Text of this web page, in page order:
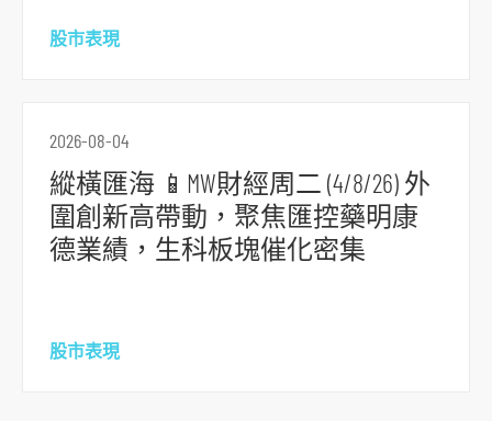
股市表現
2026-08-04
縱橫匯海 📱MW財經周二 (4/8/26) 外
圍創新高帶動，聚焦匯控藥明康
德業績，生科板塊催化密集
股市表現